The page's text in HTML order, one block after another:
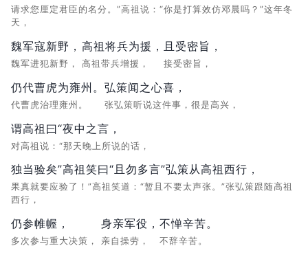
请求您厘定君臣的名分。”高祖说：“你是打算效仿邓晨吗？”这年冬
天，
魏军寇新野，
魏军进犯新野，
高祖将兵为援，
高祖带兵增援，
且受密旨，
接受密旨，
仍代曹虎为雍州。
代曹虎治理雍州。
弘策闻之心喜，
张弘策听说这件事，很是高兴，
谓高祖曰“夜中之言，
对高祖说：“那天晚上所说的话，
独当验矣”高祖笑曰“且勿多言”弘策从高祖西行，
果真就要应验了！”高祖笑道：“暂且不要太声张。”张弘策跟随高祖
西行，
仍参帷幄，
多次参与重大决策，
身亲军役，
亲自操劳，
不惮辛苦。
不辞辛苦。